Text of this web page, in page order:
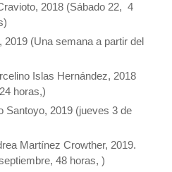
2018 (Sábado 22, 4
2019 (Una semana a partir del
Islas Hernández, 2018
horas,)
Santoyo, 2019 (jueves 3 de
Martínez Crowther, 2019.
48 horas, )